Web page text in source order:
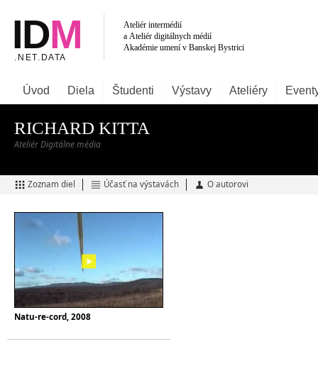
Úvod Diela Študenti Výstavy Ateliéry
RICHARD KITTA
Ateliér Digitálne média
Zoznam diel Účasť na výstavách O autorovi
Natu-re-cord, 2008